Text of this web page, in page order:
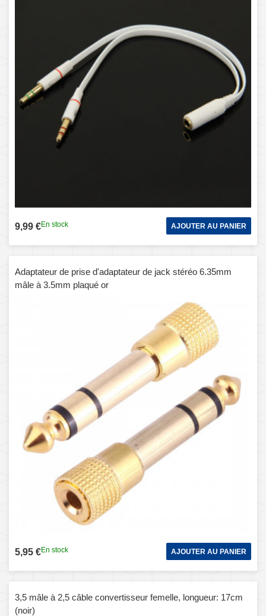
9,99 €En stock AJOUTER AU PANIER
Adaptateur de prise d'adaptateur de jack stéréo 6.35mm
mâle à 3.5mm plaqué or
5,95 €En stock AJOUTER AU PANIER
3,5 mâle à 2,5 câble convertisseur femelle, longueur: 17cm
(noir)